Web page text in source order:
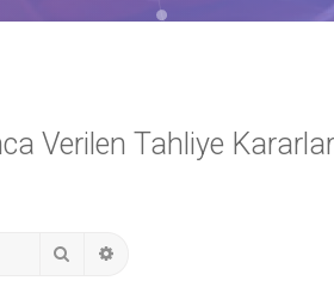
Verilen Tahliye